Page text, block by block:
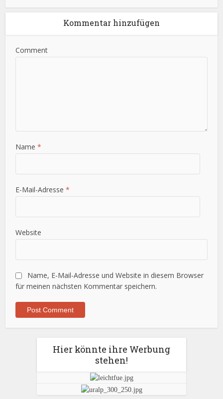
Kommentar hinzufügen
Comment
Name*
E-Mail-Adresse*
Website
Name, E-Mail-Adresse und Website in diesem Browser
für meinen nächsten Kommentar speichern.
Hier könnte ihre Werbung
stehen!